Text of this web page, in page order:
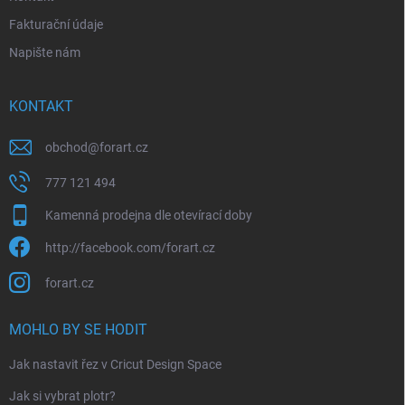
Fakturační údaje
Napište nám
KONTAKT
obchod@forart.cz
777 121 494
Kamenná prodejna dle otevírací doby
http://facebook.com/forart.cz
forart.cz
MOHLO BY SE HODIT
Jak nastavit řez v Cricut Design Space
Jak si vybrat plotr?